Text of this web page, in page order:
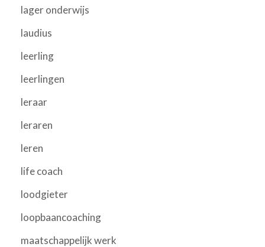
lager onderwijs
laudius
leerling
leerlingen
leraar
leraren
leren
life coach
loodgieter
loopbaancoaching
maatschappelijk werk